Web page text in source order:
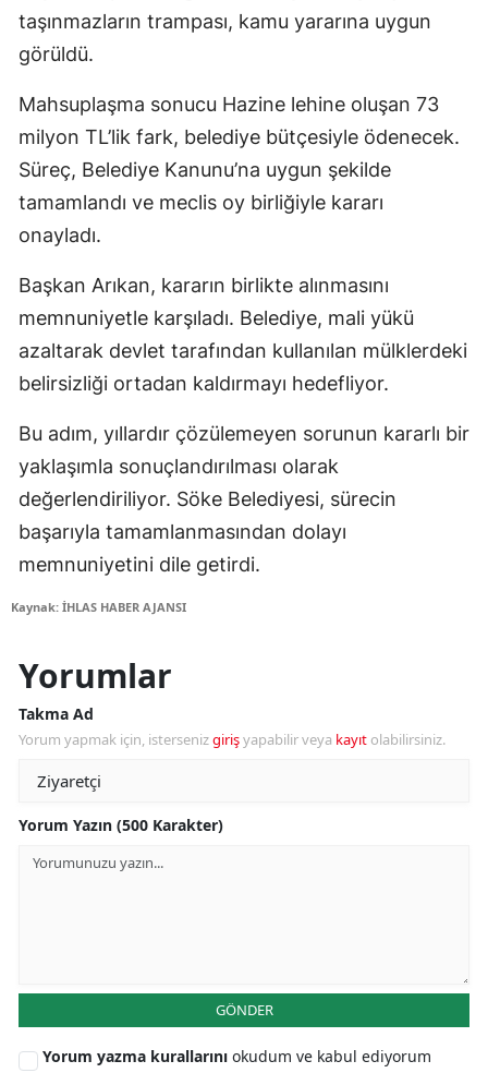
taşınmazların trampası, kamu yararına uygun
görüldü.
Mahsuplaşma sonucu Hazine lehine oluşan 73
milyon TL’lik fark, belediye bütçesiyle ödenecek.
Süreç, Belediye Kanunu’na uygun şekilde
tamamlandı ve meclis oy birliğiyle kararı
onayladı.
Başkan Arıkan, kararın birlikte alınmasını
memnuniyetle karşıladı. Belediye, mali yükü
azaltarak devlet tarafından kullanılan mülklerdeki
belirsizliği ortadan kaldırmayı hedefliyor.
Bu adım, yıllardır çözülemeyen sorunun kararlı bir
yaklaşımla sonuçlandırılması olarak
değerlendiriliyor. Söke Belediyesi, sürecin
başarıyla tamamlanmasından dolayı
memnuniyetini dile getirdi.
Kaynak: İHLAS HABER AJANSI
Yorumlar
Takma Ad
Yorum yapmak için, istersenizgirişyapabilir veya kayıt olabilirsiniz.
Yorum Yazın (500 Karakter)
GÖNDER
Yorum yazma kurallarını okudum ve kabul ediyorum